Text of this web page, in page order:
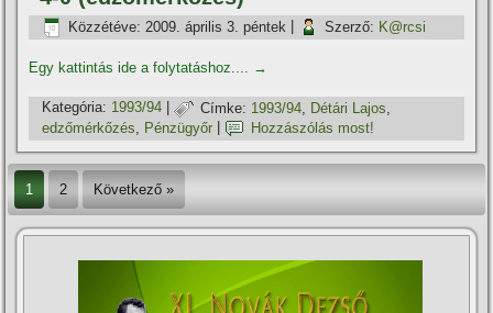
Közzétéve: 2009. április 3. péntek Szerző: K@rcsi
Egy kattintás ide a folytatáshoz.... →
Kategória: 1993/94 | Címke: 1993/94 Détári Lajos
edzőmérkőzés
Pénzügyőr Hozzászólás most!
1 2 Következő »